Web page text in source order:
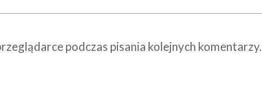
podczas pisania kolejnych komentarzy.